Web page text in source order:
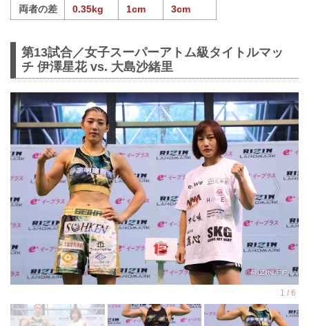
両者の差
0.35kg 1cm 3cm
第13試合／女子スーパーアトム級タイトルマッ
チ 伊澤星花 vs. 大島沙緒里